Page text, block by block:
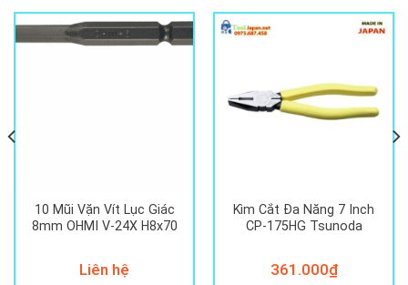
10 Mũi Vặn Vít Lục Giác
8mm OHMI V-24X H8x70
Liên hệ
Kìm Cắt Đa Năng 7 Inch
CP-175HG Tsunoda
361.000₫